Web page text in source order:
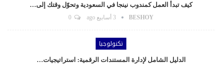
كيف تبدأ العمل كمندوب نينجا في السعودية وتحوّل وقتك إلى…
BESHOY 3 أسابيع ago
تكنولوجيا
الدليل الشامل لإدارة المستندات الرقمية: استراتيجيات…